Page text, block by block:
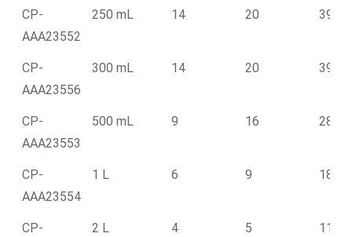
CP-
AAA23552
250 mL 14 20 39
CP-
AAA23556
300 mL 14 20 39
CP-
AAA23553
500 mL 9 16 28
CP-
AAA23554
1 L 6 9 18
CP-
2 L 4 5 11